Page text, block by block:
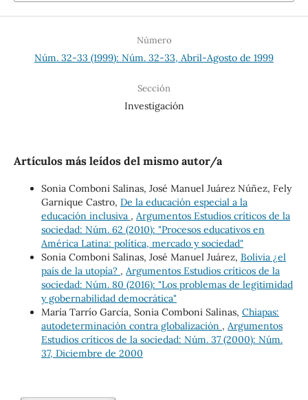
Número
Núm. 32-33 (1999): Núm. 32-33, Abril-Agosto de 1999
Sección
Investigación
Artículos más leídos del mismo autor/a
Sonia Comboni Salinas, José Manuel Juárez Núñez, Fely
Garnique Castro, De la educación especial a la
educación inclusiva , Argumentos Estudios críticos de la
sociedad: Núm. 62 (2010): "Procesos educativos en
América Latina: política, mercado y sociedad"
Sonia Comboni Salinas, José Manuel Juárez, Bolivia ¿el
país de la utopía? , Argumentos Estudios críticos de la
sociedad: Núm. 80 (2016): "Los problemas de legitimidad
y gobernabilidad democrática"
María Tarrío García, Sonia Comboni Salinas, Chiapas:
autodeterminación contra globalización , Argumentos
Estudios críticos de la sociedad: Núm. 37 (2000): Núm.
37, Diciembre de 2000